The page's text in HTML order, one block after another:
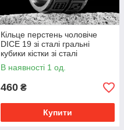
Кільце перстень чоловіче
DICE 19 зі сталі гральні
кубики кістки зі сталі
В наявності 1 од.
460 ₴
Купити